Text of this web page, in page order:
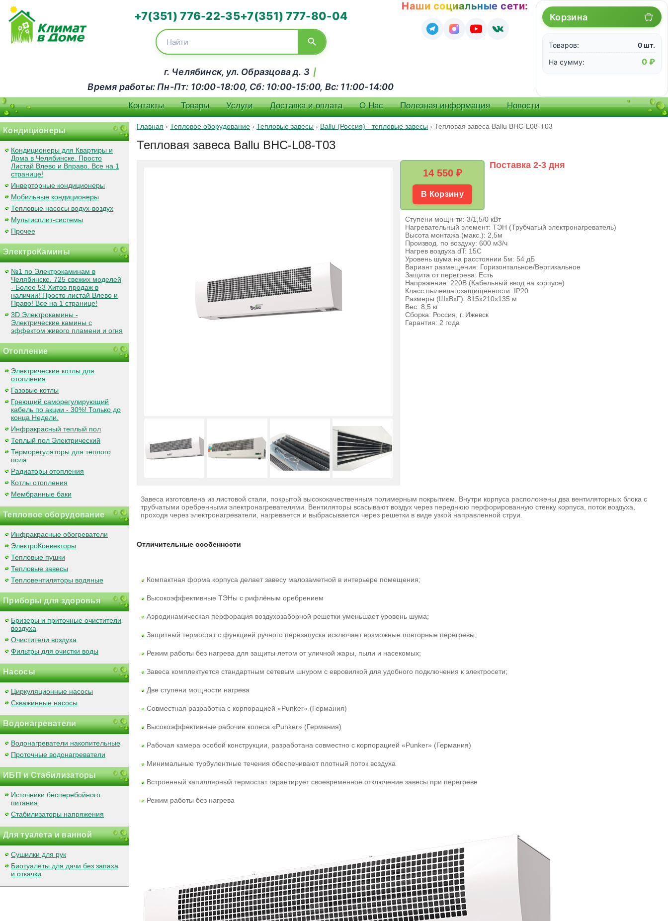
+7(351) 776-22-35+7(351) 777-80-04
г. Челябинск, ул. Образцова д. 3 |
Время работы: Пн-Пт: 10:00-18:00, Сб: 10:00-15:00, Вс: 11:00-14:00
Наши социальные сети:
Корзина
Товаров:
0 шт.
На сумму:
0 ₽
Контакты Товары Услуги Доставка и оплата О Нас Полезная информация Новости
Кондиционеры
Кондиционеры для Квартиры и
Дома в Челябинске. Просто
Листай Влево и Вправо. Все на 1
странице!
Инверторные кондиционеры
Мобильные кондиционеры
Тепловые насосы водух-воздух
Мультисплит-системы
Прочее
ЭлектроКамины
№1 по Электрокаминам в
Челябинске. 725 свежих моделей
- Более 53 Хитов продаж в
наличии! Просто листай Влево и
Право! Все на 1 странице!
3D Электрокамины -
Электрические камины с
эффектом живого пламени и огня
Отопление
Электрические котлы для
отопления
Газовые котлы
Греющий саморегулирующий
кабель по акции - 30%! Только до
конца Недели.
Инфракрасный теплый пол
Теплый пол Электрический
Терморегуляторы для теплого
пола
Радиаторы отопления
Котлы отопления
Мембранные баки
Тепловое оборудование
Инфракрасные обогреватели
ЭлектроКонвекторы
Тепловые пушки
Тепловые завесы
Тепловентиляторы водяные
Приборы для здоровья
Бризеры и приточные очистители
воздуха
Очистители воздуха
Фильтры для очистки воды
Насосы
Циркуляционные насосы
Скважинные насосы
Водонагреватели
Водонагреватели накопительные
Проточные водонагреватели
ИБП и Стабилизаторы
Источники бесперебойного
питания
Стабилизаторы напряжения
Для туалета и ванной
Сушилки для рук
Биотуалеты для дачи без запаха
и откачки
Главная › Тепловое оборудование › Тепловые завесы › Ballu (Россия) - тепловые завесы › Тепловая завеса Ballu BHC-L08-T03
Тепловая завеса Ballu BHC-L08-T03
14 550 ₽
В Корзину
Поставка 2-3 дня
Ступени мощн-ти: 3/1,5/0 кВт
Нагревательный элемент: ТЭН (Трубчатый электронагреватель)
Высота монтажа (макс.): 2,5м
Производ. по воздуху: 600 м3/ч
Нагрев воздуха dT: 15С
Уровень шума на расстоянии 5м: 54 дБ
Вариант размещения: Горизонтальное/Вертикальное
Защита от перегрева: Есть
Напряжение: 220В (Кабельный ввод на корпусе)
Класс пылевлагозащищенности: IP20
Размеры (ШхВхГ): 815х210х135 м
Вес: 8,5 кг
Сборка: Россия, г. Ижевск
Гарантия: 2 года
Завеса изготовлена из листовой стали, покрытой высококачественным полимерным покрытием. Внутри корпуса расположены два вентиляторных блока с
трубчатыми оребренными электронагревателями. Вентиляторы всасывают воздух через переднюю перфорированную стенку корпуса, поток воздуха,
проходя через электронагреватели, нагревается и выбрасывается через решетки в виде узкой направленной струи.
Отличительные особенности
Компактная форма корпуса делает завесу малозаметной в интерьере помещения;
Высокоэффективные ТЭНы с рифлёным оребрением
Аэродинамическая перфорация воздухозаборной решетки уменьшает уровень шума;
Защитный термостат с функцией ручного перезапуска исключает возможные повторные перегревы;
Режим работы без нагрева для защиты летом от уличной жары, пыли и насекомых;
Завеса комплектуется стандартным сетевым шнуром с евровилкой для удобного подключения к электросети;
Две ступени мощности нагрева
Совместная разработка с корпорацией «Punker» (Германия)
Высокоэффективные рабочие колеса «Punker» (Германия)
Рабочая камера особой конструкции, разработана совместно с корпорацией «Punker» (Германия)
Минимальные турбулентные течения обеспечивают плотный поток воздуха
Встроенный капиллярный термостат гарантирует своевременное отключение завесы при перегреве
Режим работы без нагрева